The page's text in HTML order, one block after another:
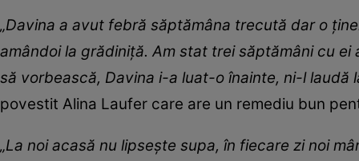
„Davina a avut febră săptămâna trecută dar o
amândoi la grădiniță. Am stat trei săptămâni cu
să vorbească, Davina i-a luat-o înainte, ni-l
povestit Alina Laufer care are un remediu bun
„La noi acasă nu lipsește supa, în fiecare zi noi